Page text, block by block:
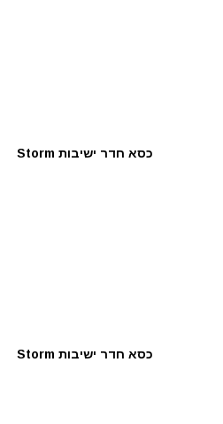
כסא חדר ישיבות Storm
כסא חדר ישיבות Storm